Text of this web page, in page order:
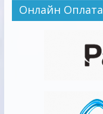
Онлайн Оплата